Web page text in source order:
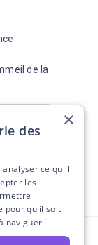
de la
×
des
analyser ce qu'il
les
pour qu'il soit
naviguer !